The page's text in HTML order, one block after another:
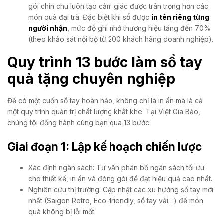
gói chỉn chu luôn tạo cảm giác được trân trọng hơn các
món quà đại trà. Đặc biệt khi sổ được in tên riêng từng
người nhận , mức độ ghi nhớ thương hiệu tăng đến 70%
(theo khảo sát nội bộ từ 200 khách hàng doanh nghiệp).
Quy trình 13 bước làm sổ tay
quà tặng chuyên nghiệp
Để có một cuốn sổ tay hoàn hảo, không chỉ là in ấn mà là cả
một quy trình quản trị chất lượng khắt khe. Tại Việt Gia Bảo,
chúng tôi đồng hành cùng bạn qua 13 bước:
Giai đoạn 1: Lập kế hoạch chiến lược
Xác định ngân sách: Tư vấn phân bổ ngân sách tối ưu
cho thiết kế, in ấn và đóng gói để đạt hiệu quả cao nhất.
Nghiên cứu thị trường: Cập nhật các xu hướng sổ tay mới
nhất (Saigon Retro, Eco-friendly, sổ tay vải…) để món
quà không bị lỗi mốt.